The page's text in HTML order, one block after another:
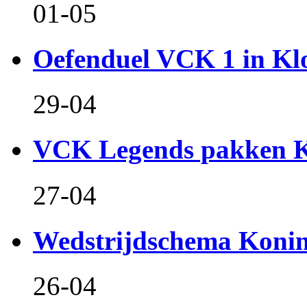
01-05
Oefenduel VCK 1 in
29-04
VCK Legends pakken
27-04
Wedstrijdschema
26-04